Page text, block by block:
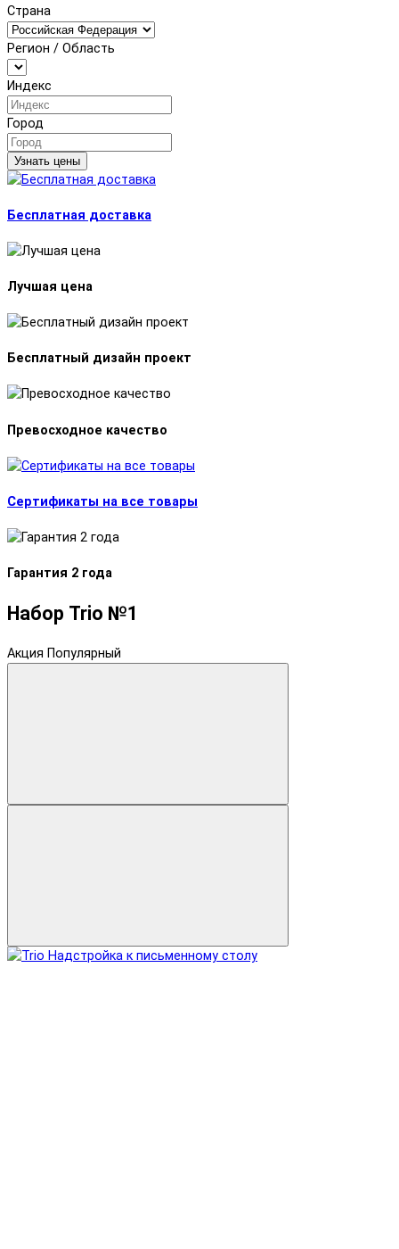
Страна
Регион / Область
Индекс
Город
Узнать цены
Бесплатная доставка
Лучшая цена
Бесплатный дизайн проект
Превосходное качество
Сертификаты на все товары
Гарантия 2 года
Набор Trio №1
Акция Популярный